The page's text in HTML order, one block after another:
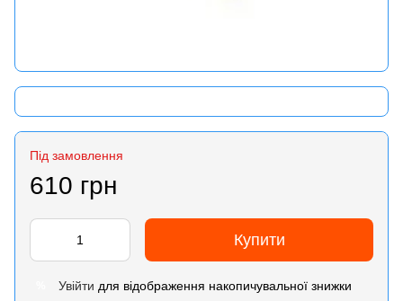
Під замовлення
610 грн
Купити
Увійти для відображення накопичувальної знижки